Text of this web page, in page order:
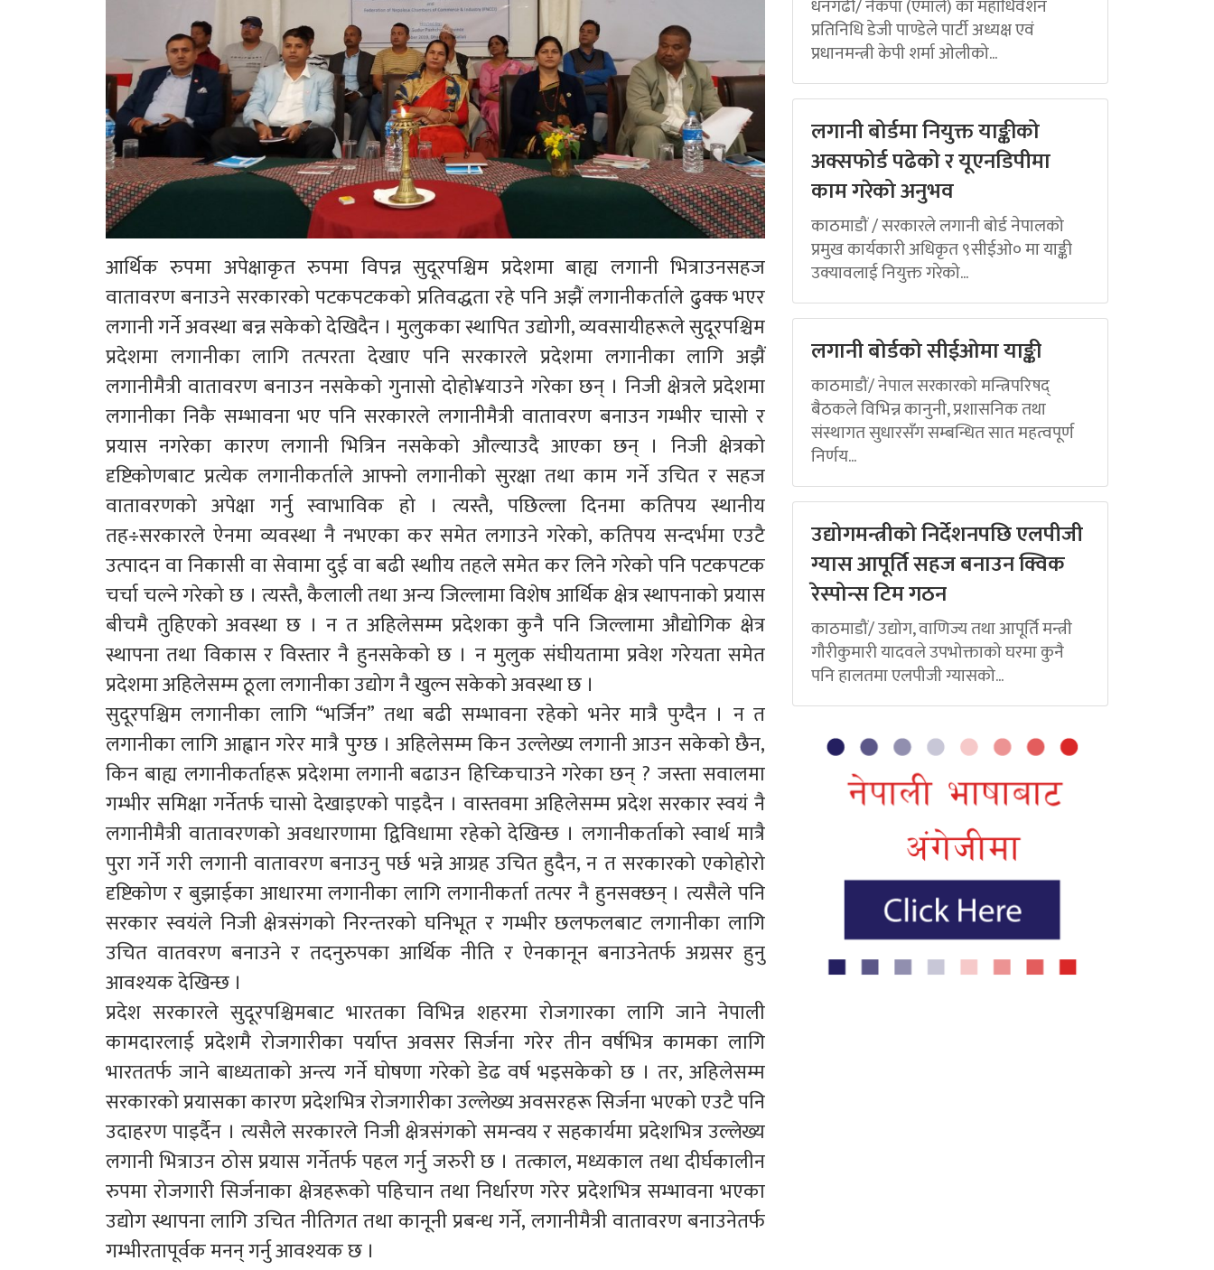
आर्थिक रुपमा अपेक्षाकृत रुपमा विपन्न सुदूरपश्चिम प्रदेशमा बाह्य लगानी भित्राउनसहज
वातावरण बनाउने सरकारको पटकपटकको प्रतिवद्धता रहे पनि अझैं लगानीकर्ताले ढुक्क भएर
लगानी गर्ने अवस्था बन्न सकेको देखिदैन । मुलुकका स्थापित उद्योगी, व्यवसायीहरूले सुदूरपश्चिम
प्रदेशमा लगानीका लागि तत्परता देखाए पनि सरकारले प्रदेशमा लगानीका लागि अझैं
लगानीमैत्री वातावरण बनाउन नसकेको गुनासो दोहो¥याउने गरेका छन् । निजी क्षेत्रले प्रदेशमा
लगानीका निकै सम्भावना भए पनि सरकारले लगानीमैत्री वातावरण बनाउन गम्भीर चासो र
प्रयास नगरेका कारण लगानी भित्रिन नसकेको औल्याउदै आएका छन् । निजी क्षेत्रको
दृष्टिकोणबाट प्रत्येक लगानीकर्ताले आफ्नो लगानीको सुरक्षा तथा काम गर्ने उचित र सहज
वातावरणको अपेक्षा गर्नु स्वाभाविक हो । त्यस्तै, पछिल्ला दिनमा कतिपय स्थानीय
तह÷सरकारले ऐनमा व्यवस्था नै नभएका कर समेत लगाउने गरेको, कतिपय सन्दर्भमा एउटै
उत्पादन वा निकासी वा सेवामा दुई वा बढी स्थाीय तहले समेत कर लिने गरेको पनि पटकपटक
चर्चा चल्ने गरेको छ । त्यस्तै, कैलाली तथा अन्य जिल्लामा विशेष आर्थिक क्षेत्र स्थापनाको प्रयास
बीचमै तुहिएको अवस्था छ । न त अहिलेसम्म प्रदेशका कुनै पनि जिल्लामा औद्योगिक क्षेत्र
स्थापना तथा विकास र विस्तार नै हुनसकेको छ । न मुलुक संघीयतामा प्रवेश गरेयता समेत
प्रदेशमा अहिलेसम्म ठूला लगानीका उद्योग नै खुल्न सकेको अवस्था छ ।
सुदूरपश्चिम लगानीका लागि “भर्जिन” तथा बढी सम्भावना रहेको भनेर मात्रै पुग्दैन । न त
लगानीका लागि आह्वान गरेर मात्रै पुग्छ । अहिलेसम्म किन उल्लेख्य लगानी आउन सकेको छैन,
किन बाह्य लगानीकर्ताहरू प्रदेशमा लगानी बढाउन हिच्किचाउने गरेका छन् ? जस्ता सवालमा
गम्भीर समिक्षा गर्नेतर्फ चासो देखाइएको पाइदैन । वास्तवमा अहिलेसम्म प्रदेश सरकार स्वयं नै
लगानीमैत्री वातावरणको अवधारणामा द्विविधामा रहेको देखिन्छ । लगानीकर्ताको स्वार्थ मात्रै
पुरा गर्ने गरी लगानी वातावरण बनाउनु पर्छ भन्ने आग्रह उचित हुदैन, न त सरकारको एकोहोरो
दृष्टिकोण र बुझाईका आधारमा लगानीका लागि लगानीकर्ता तत्पर नै हुनसक्छन् । त्यसैले पनि
सरकार स्वयंले निजी क्षेत्रसंगको निरन्तरको घनिभूत र गम्भीर छलफलबाट लगानीका लागि
उचित वातवरण बनाउने र तदनुरुपका आर्थिक नीति र ऐनकानून बनाउनेतर्फ अग्रसर हुनु
आवश्यक देखिन्छ ।
प्रदेश सरकारले सुदूरपश्चिमबाट भारतका विभिन्न शहरमा रोजगारका लागि जाने नेपाली
कामदारलाई प्रदेशमै रोजगारीका पर्याप्त अवसर सिर्जना गरेर तीन वर्षभित्र कामका लागि
भारततर्फ जाने बाध्यताको अन्त्य गर्ने घोषणा गरेको डेढ वर्ष भइसकेको छ । तर, अहिलेसम्म
सरकारको प्रयासका कारण प्रदेशभित्र रोजगारीका उल्लेख्य अवसरहरू सिर्जना भएको एउटै पनि
उदाहरण पाइर्दैन । त्यसैले सरकारले निजी क्षेत्रसंगको समन्वय र सहकार्यमा प्रदेशभित्र उल्लेख्य
लगानी भित्राउन ठोस प्रयास गर्नेतर्फ पहल गर्नु जरुरी छ । तत्काल, मध्यकाल तथा दीर्घकालीन
रुपमा रोजगारी सिर्जनाका क्षेत्रहरूको पहिचान तथा निर्धारण गरेर प्रदेशभित्र सम्भावना भएका
उद्योग स्थापना लागि उचित नीतिगत तथा कानूनी प्रबन्ध गर्ने, लगानीमैत्री वातावरण बनाउनेतर्फ
गम्भीरतापूर्वक मनन् गर्नु आवश्यक छ ।
धनगढी/ नेकपा (एमाले) का महाधिवेशन
प्रतिनिधि डेजी पाण्डेले पार्टी अध्यक्ष एवं
प्रधानमन्त्री केपी शर्मा ओलीको...
लगानी बोर्डमा नियुक्त याङ्कीको
अक्सफोर्ड पढेको र यूएनडिपीमा
काम गरेको अनुभव
काठमाडौं / सरकारले लगानी बोर्ड नेपालको
प्रमुख कार्यकारी अधिकृत ९सीईओ० मा याङ्की
उक्यावलाई नियुक्त गरेको...
लगानी बोर्डको सीईओमा याङ्की
काठमाडौं/ नेपाल सरकारको मन्त्रिपरिषद्
बैठकले विभिन्न कानुनी, प्रशासनिक तथा
संस्थागत सुधारसँग सम्बन्धित सात महत्वपूर्ण
निर्णय...
उद्योगमन्त्रीको निर्देशनपछि एलपीजी
ग्यास आपूर्ति सहज बनाउन क्विक
रेस्पोन्स टिम गठन
काठमाडौं/ उद्योग, वाणिज्य तथा आपूर्ति मन्त्री
गौरीकुमारी यादवले उपभोक्ताको घरमा कुनै
पनि हालतमा एलपीजी ग्यासको...